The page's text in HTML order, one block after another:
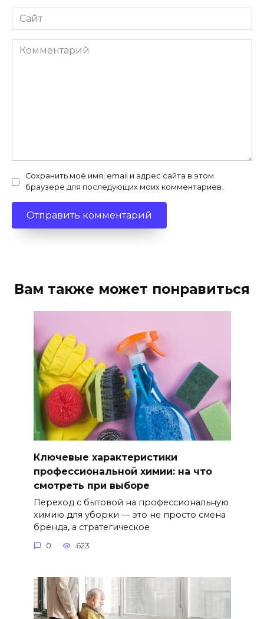
Сайт
Комментарий
Сохранить моё имя, email и адрес сайта в этом
браузере для последующих моих комментариев.
Вам также может понравиться
Ключевые характеристики
профессиональной химии: на что
смотреть при выборе
Переход с бытовой на профессиональную
химию для уборки — это не просто смена
бренда, а стратегическое
0 623